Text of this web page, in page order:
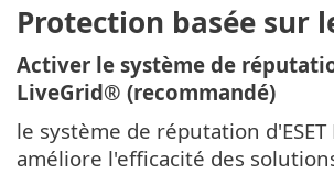
Protection basée sur
Activer le système de
LiveGrid® (recommandé)
le système de réputation
améliore l'efficacité des